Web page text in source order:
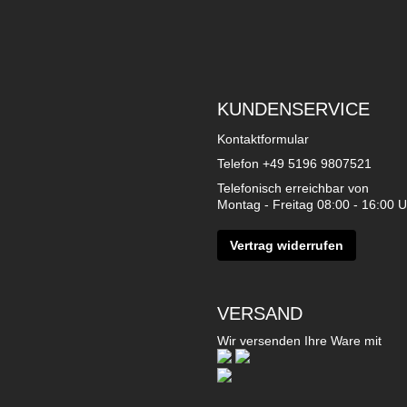
KUNDENSERVICE
Kontaktformular
Telefon +49 5196 9807521
Telefonisch erreichbar von
Montag - Freitag 08:00 - 16:00
Vertrag widerrufen
VERSAND
Wir versenden Ihre Ware mit